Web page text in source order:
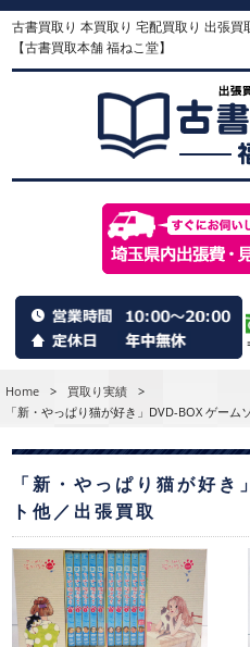
古書買取り 本買取り 宅配買取り 出張買
【古書買取本舗 福ねこ堂】
Home > 買取り実績
>
「新・やっぱり猫が好き」DVD-BOX ゲーム
「新・やっぱり猫が好
ト他／出張買取